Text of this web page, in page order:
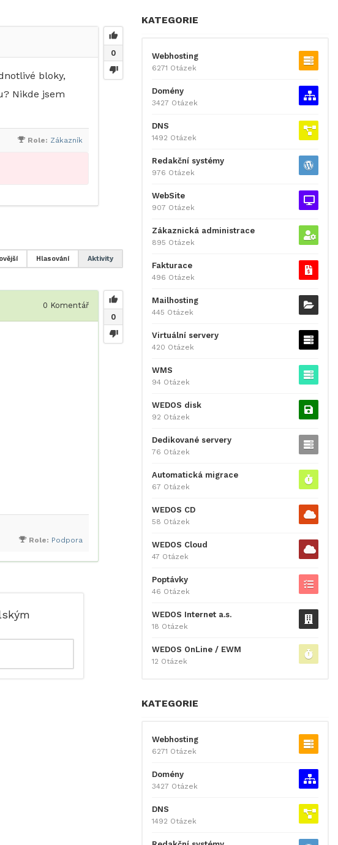
0
bloky,
Nikde jsem
Role: Zákazník
Aktivity
Hlasování
0
0 Komentář
Role: Podpora
KATEGORIE
Webhosting
6271 Otázek
Domény
3427 Otázek
DNS
1492 Otázek
Redakční systémy
976 Otázek
WebSite
907 Otázek
Zákaznická administrace
895 Otázek
Fakturace
496 Otázek
Mailhosting
445 Otázek
Virtuální servery
420 Otázek
WMS
94 Otázek
WEDOS disk
92 Otázek
Dedikované servery
76 Otázek
Automatická migrace
67 Otázek
WEDOS CD
58 Otázek
WEDOS Cloud
47 Otázek
Poptávky
46 Otázek
WEDOS Internet a.s.
18 Otázek
WEDOS OnLine / EWM
12 Otázek
KATEGORIE
Webhosting
6271 Otázek
Domény
3427 Otázek
DNS
1492 Otázek